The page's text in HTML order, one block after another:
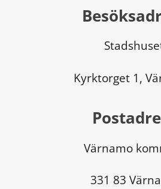
Kyrktorget 1,
Värnamo
331 83